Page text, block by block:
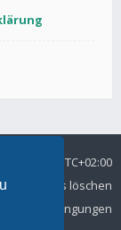
sind
UTC+02:00
Alle Cookies löschen